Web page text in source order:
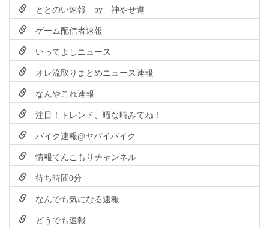
ととのい速報 by 神やせ道
ゲーム配信者速報
いってよしニュース
オレ流取りまとめニュース速報
なんやこれ速報
注目！トレンド、暇な時みてね！
バイク速報@ヤバイバイク
情報てんこもりチャンネル
待ち時間0分
なんでも気になる速報
どうでも速報